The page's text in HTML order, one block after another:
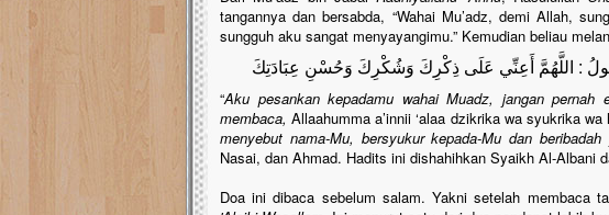
tangannya dan bersabda, “Wahai Mu’adz, demi Allah,
sungguh aku sangat menyayangimu.” Kemudian beliau
: اللَّهُمَّ أَعِنِّي عَلَى ذِكْرِكَ وَشُكْرِكَ وَحُسْنِ عِبَادَتِكَ
“Aku pesankan kepadamu wahai Muadz, jangan
membaca,Allaahumma a’innii ‘alaa dzikrika wa syukrika wa
menyebut nama-Mu, bersyukur kepada-Mu dan
Nasai, dan Ahmad. Hadits ini dishahihkan Syaikh Al-Albani
Doa ini dibaca sebelum salam. Yakni setelah membaca